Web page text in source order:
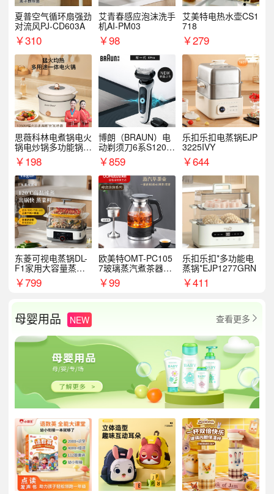
夏普空气循环扇强劲
对流风PJ-CD603A
￥310
艾青春感应泡沫洗手
机AI-PM03
￥98
艾美特电热水壶CS1
718
￥279
思薇科林电煮锅电火
锅电炒锅多功能锅电
热锅泡面小电锅
￥198
博朗（BRAUN）电
动剃须刀6系S1200
S￥859
乐扣乐扣电蒸锅EJP
3225IVY
￥644
东菱可视电蒸锅DL-
F1家用大容量蒸炖
锅
￥799
欧美特OMT-PC105
7玻璃蒸汽煮茶器黑
茶泡茶具茶壶花茶壶
￥99
乐扣乐扣*多功能电
蒸锅*EJP1277GRN
￥411
母婴用品 NEW 查看更多 